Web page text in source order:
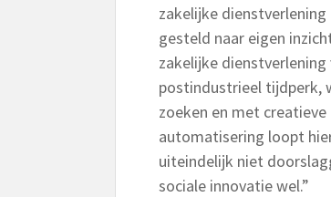
zakelijke
gesteld naar eigen
zakelijke dienstverlening
postindustrieel tijdperk,
zoeken en met
automatisering loopt
uiteindelijk niet
sociale innovatie wel.”